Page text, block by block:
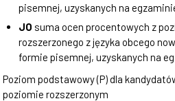
pisemnej, uzyskanych na
JO suma ocen procentowych z
rozszerzonego z języka obcego
formie pisemnej, uzyskanych na
Poziom podstawowy (P) dla
poziomie rozszerzonym